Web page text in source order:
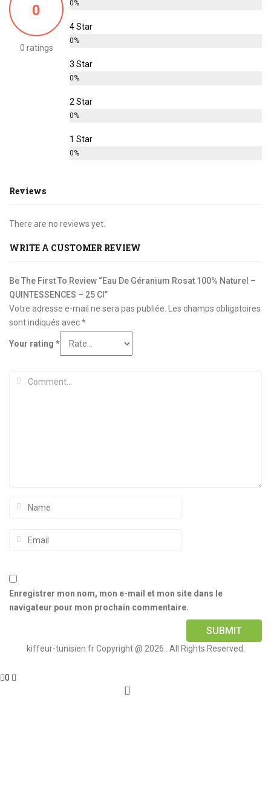
0
0 ratings
0%
4 Star
0%
3 Star
0%
2 Star
0%
1 Star
0%
Reviews
There are no reviews yet.
WRITE A CUSTOMER REVIEW
Be The First To Review “Eau De Géranium Rosat 100% Naturel –
QUINTESSENCES – 25 Cl”
Votre adresse e-mail ne sera pas publiée.
Les champs obligatoires
sont indiqués avec*
Your rating *
Enregistrer mon nom, mon e-mail et mon site dans le
navigateur pour mon prochain commentaire.
kiffeur-tunisien.fr Copyright @ 2026 . All Rights Reserved.
0